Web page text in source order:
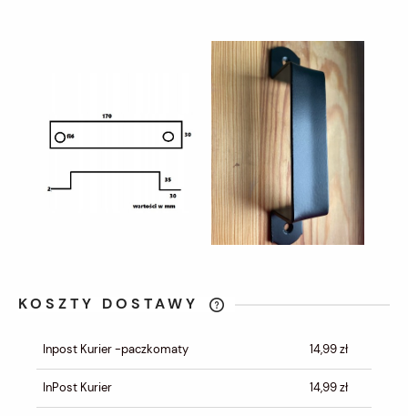
KOSZTY DOSTAWY
KOSZTÓW PŁATNOŚCI
Inpost Kurier -paczkomaty 14,99 zł
InPost Kurier 14,99 zł